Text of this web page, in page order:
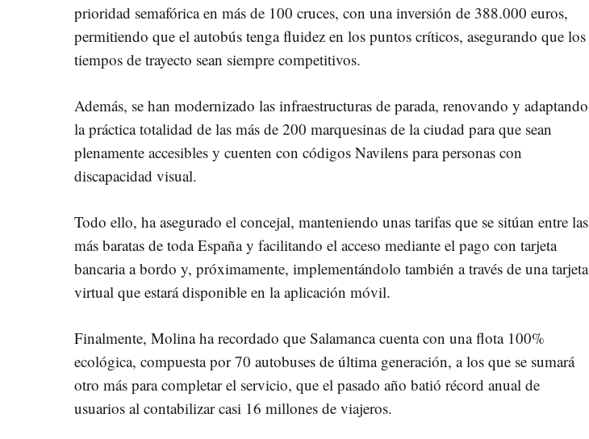
prioridad semafórica en más de 100 cruces, con una inversión de 388.000 euros,
permitiendo que el autobús tenga fluidez en los puntos críticos, asegurando que los
tiempos de trayecto sean siempre competitivos.
Además, se han modernizado las infraestructuras de parada, renovando y adaptando
la práctica totalidad de las más de 200 marquesinas de la ciudad para que sean
plenamente accesibles y cuenten con códigos Navilens para personas con
discapacidad visual.
Todo ello, ha asegurado el concejal, manteniendo unas tarifas que se sitúan entre las
más baratas de toda España y facilitando el acceso mediante el pago con tarjeta
bancaria a bordo y, próximamente, implementándolo también a través de una tarjeta
virtual que estará disponible en la aplicación móvil.
Finalmente, Molina ha recordado que Salamanca cuenta con una flota 100%
ecológica, compuesta por 70 autobuses de última generación, a los que se sumará
otro más para completar el servicio, que el pasado año batió récord anual de
usuarios al contabilizar casi 16 millones de viajeros.